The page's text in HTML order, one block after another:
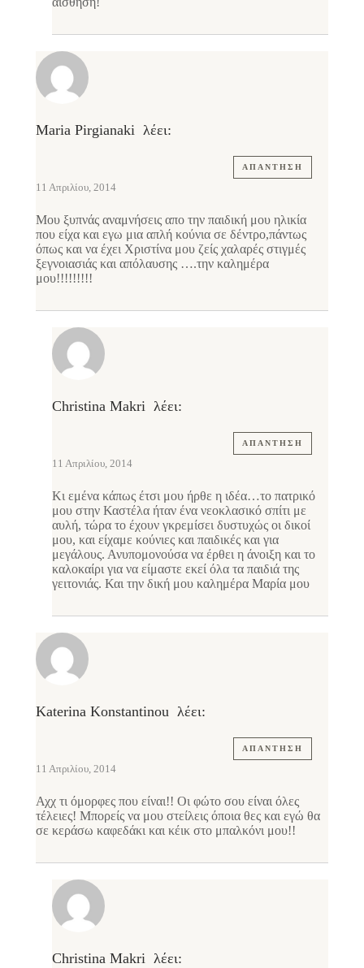
Maria Pirgianaki λέει:
ΑΠΆΝΤΗΣΗ
11 Απριλίου, 2014
Μου ξυπνάς αναμνήσεις απο την παιδική μου ηλικία
που είχα και εγω μια απλή κούνια σε δέντρο,πάντως
όπως και να έχει Χριστίνα μου ζείς χαλαρές στιγμές
ξεγνοιασιάς και απόλαυσης ….την καλημέρα
μου!!!!!!!!!
Christina Makri λέει:
ΑΠΆΝΤΗΣΗ
11 Απριλίου, 2014
Κι εμένα κάπως έτσι μου ήρθε η ιδέα…το πατρικό
μου στην Καστέλα ήταν ένα νεοκλασικό σπίτι με
αυλή, τώρα το έχουν γκρεμίσει δυστυχώς οι δικοί
μου, και είχαμε κούνιες και παιδικές και για
μεγάλους. Ανυπομονούσα να έρθει η άνοιξη και το
καλοκαίρι για να είμαστε εκεί όλα τα παιδιά της
γειτονιάς. Και την δική μου καλημέρα Μαρία μου
Katerina Konstantinou λέει:
ΑΠΆΝΤΗΣΗ
11 Απριλίου, 2014
Αχχ τι όμορφες που είναι!! Οι φώτο σου είναι όλες
τέλειες! Μπορείς να μου στείλεις όποια θες και εγώ θα
σε κεράσω καφεδάκι και κέικ στο μπαλκόνι μου!!
Christina Makri λέει: